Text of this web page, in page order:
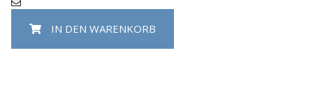
IN DEN WARENKORB